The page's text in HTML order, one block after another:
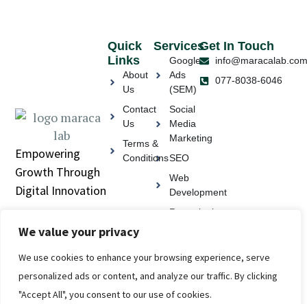
We value your privacy
We use cookies to enhance your browsing experience, serve
personalized ads or content, and analyze our traffic. By clicking
"Accept All", you consent to our use of cookies.
Empowering
Growth Through
Digital Innovation
Services
Google
Ads
(SEM)
Social
Media
Marketing
SEO
Web
Development
Remarketing
Quick
Links
About
Us
Contact
Us
Terms &
Conditions
Get In Touch
info@maracalab.com
077-8038-6046